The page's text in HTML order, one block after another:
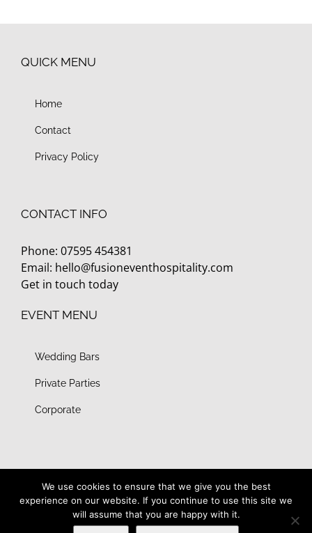
QUICK MENU
Home
Contact
Privacy Policy
CONTACT INFO
Phone: 07595 454381
Email: hello@fusioneventhospitality.com
Get in touch today
EVENT MENU
Wedding Bars
Private Parties
Corporate
Copyright 2012 - 2026 Fusion Event Bars | All Rights Reserved
We use cookies to ensure that we give you the best
experience on our website. If you continue to use this site we
will assume that you are happy with it.